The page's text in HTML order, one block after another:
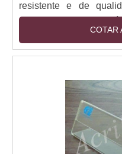
resistente e de
produtos. O display
em acrílico de alta
resistência e
transportar, o que o
e feiras. O display
versátil, pois pode
diversos tipos de
brinquedos, roupas,
COTAR